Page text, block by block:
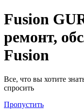
Fusion
ремонт,
Fusion
Все, что вы хотите
спросить
Пропустить